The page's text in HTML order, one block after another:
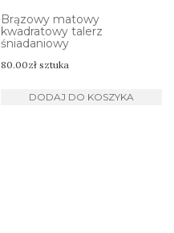
Brązowy matowy
kwadratowy talerz
śniadaniowy
80.00zł sztuka
DODAJ DO KOSZYKA